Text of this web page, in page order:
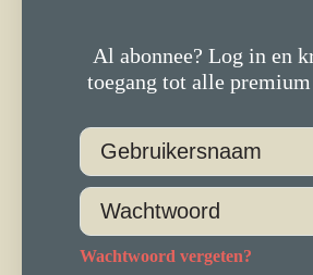
Al abonnee? Log in en
toegang tot alle
Wachtwoord vergeten?